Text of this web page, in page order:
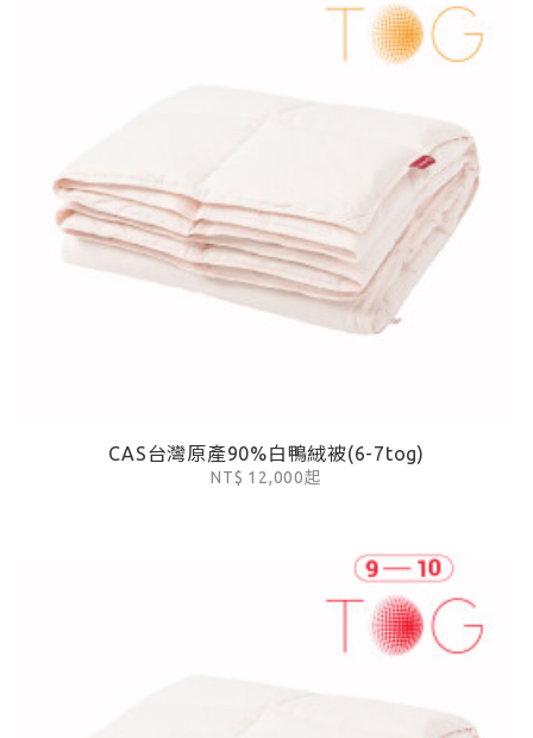
CAS台灣原產90%白鴨絨被(6-7tog)
NT$ 12,000起